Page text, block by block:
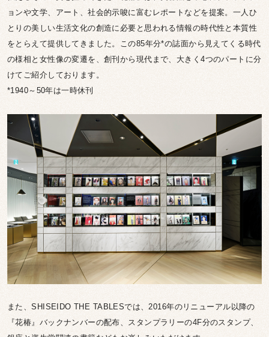
ョンや文学、アート、社会的示唆に富むレポートなどを提案。一人ひ
とりの美しい生活文化の創造に必要と思われる情報の時代性と本質性
をとらえて提供してきました。この85年分*の誌面から見えてくる時代
の様相と女性像の変遷を、創刊から現代まで、大きく4つのパートに分
けてご紹介しております。
*1940～50年は一時休刊
また、SHISEIDO THE TABLESでは、2016年のリニューアル以降の
『花椿』バックナンバーの配布、スタンプラリーの4F分のスタンプ、